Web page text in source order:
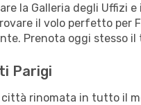
la Galleria degli Uffizi e
il volo perfetto per
Prenota oggi stesso il
Parigi
città rinomata in tutto il